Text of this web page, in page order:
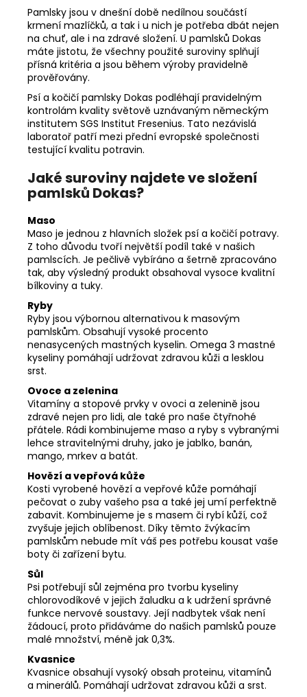
Pamlsky jsou v dnešní době nedílnou součástí
krmení mazlíčků, a tak i u nich je potřeba dbát nejen
na chuť, ale i na zdravé složení. U pamlsků Dokas
máte jistotu, že všechny použité suroviny splňují
přísná kritéria a jsou během výroby pravidelně
prověřovány.
Psí a kočičí pamlsky Dokas podléhají pravidelným
kontrolám kvality světově uznávaným německým
institutem SGS Institut Fresenius. Tato nezávislá
laboratoř patří mezi přední evropské společnosti
testující kvalitu potravin.
Jaké suroviny najdete ve složení
pamlsků Dokas?
Maso
Maso je jednou z hlavních složek psí a kočičí potravy.
Z toho důvodu tvoří největší podíl také v našich
pamlscích. Je pečlivě vybíráno a šetrně zpracováno
tak, aby výsledný produkt obsahoval vysoce kvalitní
bílkoviny a tuky.
Ryby
Ryby jsou výbornou alternativou k masovým
pamlskům. Obsahují vysoké procento
nenasycených mastných kyselin. Omega 3 mastné
kyseliny pomáhají udržovat zdravou kůži a lesklou
srst.
Ovoce a zelenina
Vitamíny a stopové prvky v ovoci a zelenině jsou
zdravé nejen pro lidi, ale také pro naše čtyřnohé
přátele. Rádi kombinujeme maso a ryby s vybranými
lehce stravitelnými druhy, jako je jablko, banán,
mango, mrkev a batát.
Hovězí a vepřová kůže
Kosti vyrobené hovězí a vepřové kůže pomáhají
pečovat o zuby vašeho psa a také jej umí perfektně
zabavit. Kombinujeme je s masem či rybí kůží, což
zvyšuje jejich oblíbenost. Díky těmto žvýkacím
pamlskům nebude mít váš pes potřebu kousat vaše
boty či zařízení bytu.
Sůl
Psi potřebují sůl zejména pro tvorbu kyseliny
chlorovodíkové v jejich žaludku a k udržení správné
funkce nervové soustavy. Její nadbytek však není
žádoucí, proto přidáváme do našich pamlsků pouze
malé množství, méně jak 0,3%.
Kvasnice
Kvasnice obsahují vysoký obsah proteinu, vitamínů
a minerálů. Pomáhají udržovat zdravou kůži a srst.